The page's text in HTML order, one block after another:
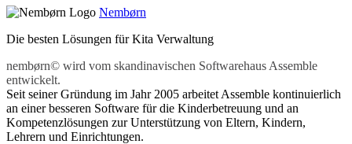
Nembørn
Die besten Lösungen für Kita Verwaltung
nembørn© wird vom skandinavischen Softwarehaus Assemble
entwickelt.
Seit seiner Gründung im Jahr 2005 arbeitet Assemble kontinuierlich
an einer besseren Software für die Kinderbetreuung und an
Kompetenzlösungen zur Unterstützung von Eltern, Kindern,
Lehrern und Einrichtungen.